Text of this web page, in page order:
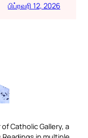
பிப்ரவரி 12, 2026
Catholic Gallery, a